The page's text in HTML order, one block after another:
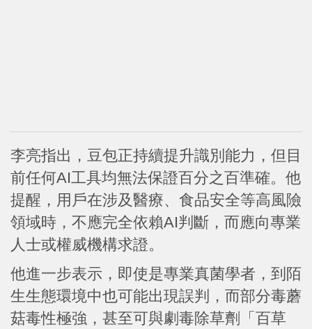
李亮指出，豆包正持續提升識別能力，但目
前任何AI工具均無法保證百分之百準確。他
提醒，用戶在涉及醫療、食品安全等高風險
領域時，不應完全依賴AI判斷，而應向專業
人士或權威機構求證。
他進一步表示，即使是專業真菌學者，到陌
生生態環境中也可能出現誤判，而部分毒蘑
菇毒性極強，甚至可與劇毒除草劑「百草